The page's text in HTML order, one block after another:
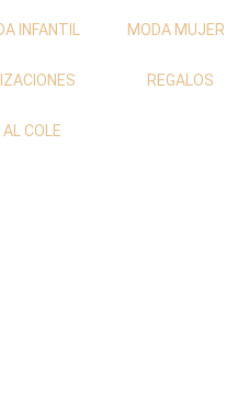
INFANTIL MODA MUJER
REGALOS
COLE